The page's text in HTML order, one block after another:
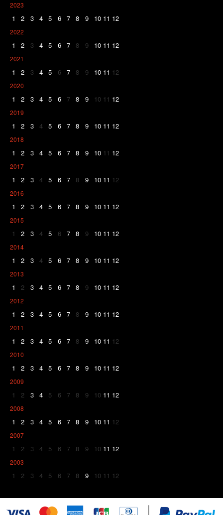
2023
1 2 3 4 5 6 7 8 9 10 11 12
2022
1 2 3 4 5 6 7 8 9 10 11 12
2021
1 2 3 4 5 6 7 8 9 10 11 12
2020
1 2 3 4 5 6 7 8 9 10 11 12
2019
1 2 3 4 5 6 7 8 9 10 11 12
2018
1 2 3 4 5 6 7 8 9 10 11 12
2017
1 2 3 4 5 6 7 8 9 10 11 12
2016
1 2 3 4 5 6 7 8 9 10 11 12
2015
1 2 3 4 5 6 7 8 9 10 11 12
2014
1 2 3 4 5 6 7 8 9 10 11 12
2013
1 2 3 4 5 6 7 8 9 10 11 12
2012
1 2 3 4 5 6 7 8 9 10 11 12
2011
1 2 3 4 5 6 7 8 9 10 11 12
2010
1 2 3 4 5 6 7 8 9 10 11 12
2009
1 2 3 4 5 6 7 8 9 10 11 12
2008
1 2 3 4 5 6 7 8 9 10 11 12
2007
1 2 3 4 5 6 7 8 9 10 11 12
2003
1 2 3 4 5 6 7 8 9 10 11 12